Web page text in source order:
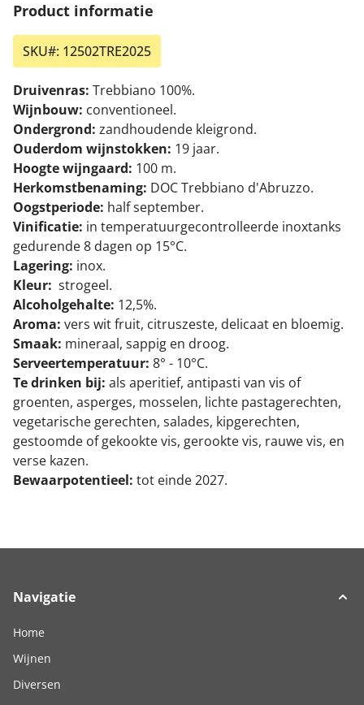
Product informatie
SKU#: 12502TRE2025
Druivenras: Trebbiano 100%.
Wijnbouw: conventioneel.
Ondergrond: zandhoudende kleigrond.
Ouderdom wijnstokken: 19 jaar.
Hoogte wijngaard: 100 m.
Herkomstbenaming: DOC Trebbiano d'Abruzzo.
Oogstperiode: half september.
Vinificatie: in temperatuurgecontrolleerde inoxtanks
gedurende 8 dagen op 15°C.
Lagering: inox.
Kleur: strogeel.
Alcoholgehalte: 12,5%.
Aroma: vers wit fruit, citruszeste, delicaat en bloemig.
Smaak: mineraal, sappig en droog.
Serveertemperatuur: 8° - 10°C.
Te drinken bij: als aperitief, antipasti van vis of
groenten, asperges, mosselen, lichte pastagerechten,
vegetarische gerechten, salades, kipgerechten,
gestoomde of gekookte vis, gerookte vis, rauwe vis, en
verse kazen.
Bewaarpotentieel: tot einde 2027.
Navigatie
Home
Wijnen
Diversen